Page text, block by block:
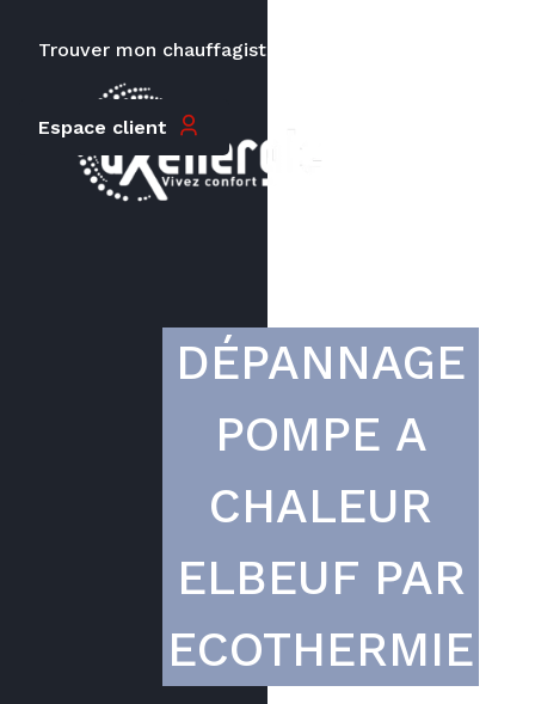
Trouver mon chauffagiste
Espace client
DÉPANNAGE
POMPE A
CHALEUR
ELBEUF PAR
ECOTHERMIE